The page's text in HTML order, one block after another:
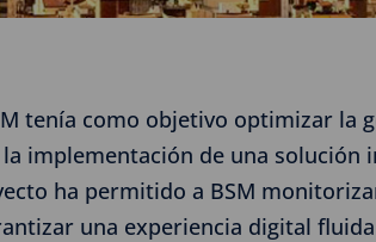
tenía como objetivo optimizar
la implementación de una
ha permitido a BSM
una experiencia digital